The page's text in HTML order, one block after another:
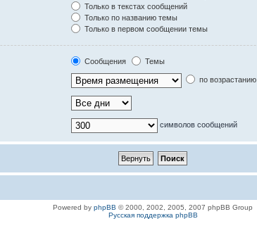
Только в текстах сообщений
Только по названию темы
Только в первом сообщении темы
Сообщения
Темы
по возрастанию
символов сообщений
Powered by phpBB © 2000, 2002, 2005, 2007 phpBB Group
Русская поддержка phpBB